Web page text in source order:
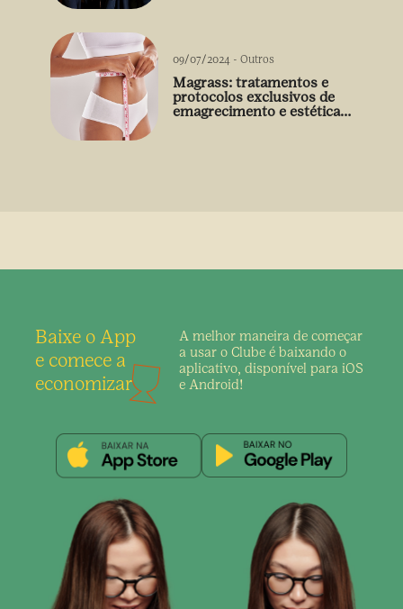
09/07/2024 - Outros
Magrass: tratamentos e
protocolos exclusivos de
emagrecimento e estética
Baixe o App
e comece a
economizar
A melhor maneira de começar
a usar o Clube é baixando o
aplicativo, disponível para iOS
e Android!